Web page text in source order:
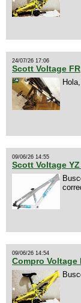
24/07/26 17:06
Scott Voltage FR
09/06/26 14:55
Scott Voltage YZ
09/06/26 14:54
Compro Voltage